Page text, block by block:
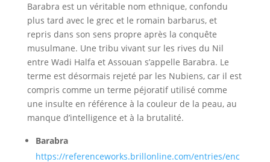
Barabra est un véritable nom ethnique, confondu
plus tard avec le grec et le romain barbarus, et
repris dans son sens propre après la conquête
musulmane. Une tribu vivant sur les rives du Nil
entre Wadi Halfa et Assouan s’appelle Barabra. Le
terme est désormais rejeté par les Nubiens, car il est
compris comme un terme péjoratif utilisé comme
une insulte en référence à la couleur de la peau, au
manque d’intelligence et à la brutalité.
Barabra
https://referenceworks.brillonline.com/entries/enc